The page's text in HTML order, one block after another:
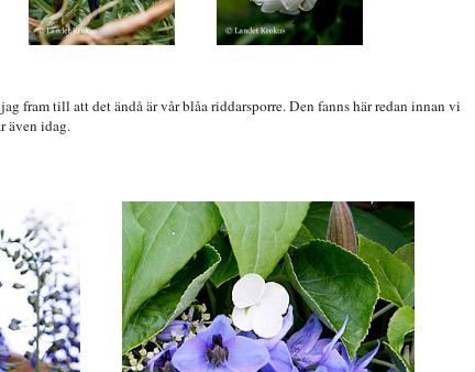
fram till att det ändå är vår blåa riddarsporre. Den fanns här redan innan vi
även idag.